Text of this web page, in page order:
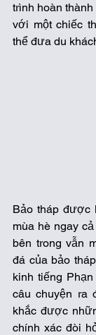
trình hoàn
với một chiếc
thể đưa du
Bảo tháp được
mùa hè ngay
bên trong vẫn
đá của bảo
kinh tiếng
câu chuyện ra
khắc được
chính xác đòi